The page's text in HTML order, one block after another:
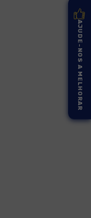
AJUDE-NOS A MELHORAR